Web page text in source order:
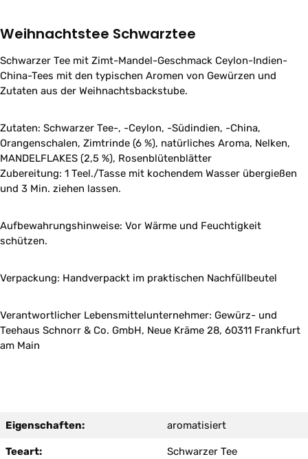
Weihnachtstee Schwarztee
Schwarzer Tee mit Zimt-Mandel-Geschmack Ceylon-Indien-
China-Tees mit den typischen Aromen von Gewürzen und
Zutaten aus der Weihnachtsbackstube.
Zutaten: Schwarzer Tee-, -Ceylon, -Südindien, -China,
Orangenschalen, Zimtrinde (6 %), natürliches Aroma, Nelken,
MANDELFLAKES (2,5 %), Rosenblütenblätter
Zubereitung: 1 Teel./Tasse mit kochendem Wasser übergießen
und 3 Min. ziehen lassen.
Aufbewahrungshinweise: Vor Wärme und Feuchtigkeit
schützen.
Verpackung: Handverpackt im praktischen Nachfüllbeutel
Verantwortlicher Lebensmittelunternehmer: Gewürz- und
Teehaus Schnorr & Co. GmbH, Neue Kräme 28, 60311 Frankfurt
am Main
Eigenschaften: aromatisiert
Teeart: Schwarzer Tee